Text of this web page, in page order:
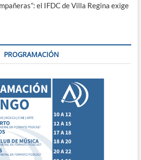
el IFDC de Villa Regina exige
PROGRAMACIÓN